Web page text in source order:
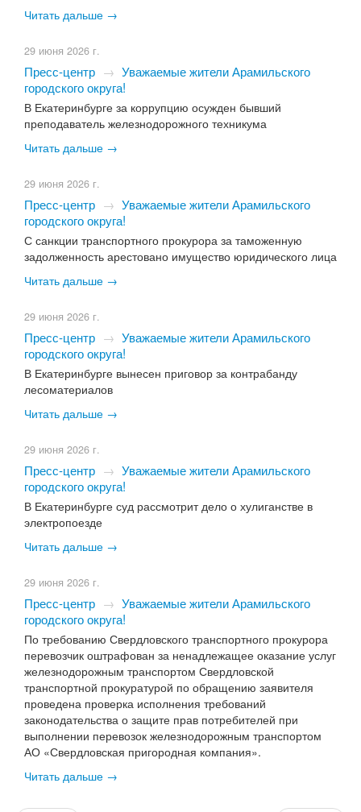
Читать дальше →
29 июня 2026 г.
Пресс-центр → Уважаемые жители Арамильского
городского округа!
В Екатеринбурге за коррупцию осужден бывший
преподаватель железнодорожного техникума
Читать дальше →
29 июня 2026 г.
Пресс-центр → Уважаемые жители Арамильского
городского округа!
С санкции транспортного прокурора за таможенную
задолженность арестовано имущество юридического лица
Читать дальше →
29 июня 2026 г.
Пресс-центр → Уважаемые жители Арамильского
городского округа!
В Екатеринбурге вынесен приговор за контрабанду
лесоматериалов
Читать дальше →
29 июня 2026 г.
Пресс-центр → Уважаемые жители Арамильского
городского округа!
В Екатеринбурге суд рассмотрит дело о хулиганстве в
электропоезде
Читать дальше →
29 июня 2026 г.
Пресс-центр → Уважаемые жители Арамильского
городского округа!
По требованию Свердловского транспортного прокурора
перевозчик оштрафован за ненадлежащее оказание услуг
железнодорожным транспортом Свердловской
транспортной прокуратурой по обращению заявителя
проведена проверка исполнения требований
законодательства о защите прав потребителей при
выполнении перевозок железнодорожным транспортом
АО «Свердловская пригородная компания».
Читать дальше →